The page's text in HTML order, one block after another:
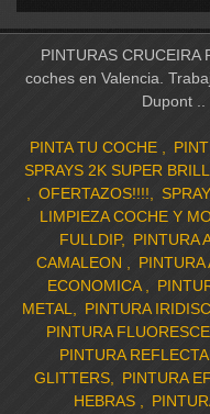
PINTURAS
coches en Valencia.
Dupont ..
PINTA TU COCHE
SPRAYS 2K SUPER
OFERTAZOS!!!!
LIMPIEZA COCHE Y
FULLDIP
PINTURA
CAMALEON
PINTURA
ECONOMICA
METAL
PINTURA
PINTURA
PINTURA
GLITTERS
PINTURA
HEBRAS